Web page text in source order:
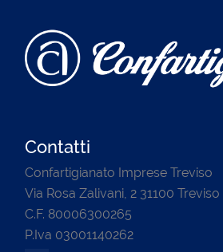
Contatti
Confartigianato Imprese Treviso
Via Rosa Zalivani, 2 31100 Treviso
C.F. 80006300265
P.Iva 03001140262